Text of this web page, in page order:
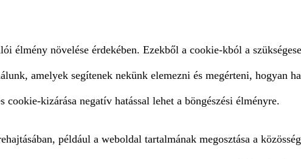
élmény növelése érdekében. Ezekből a cookie-kból a
amelyek segítenek nekünk elemezni és megérteni, hogyan
kizárása negatív hatással lehet a böngészési élményre.
például a weboldal tartalmának megosztása a